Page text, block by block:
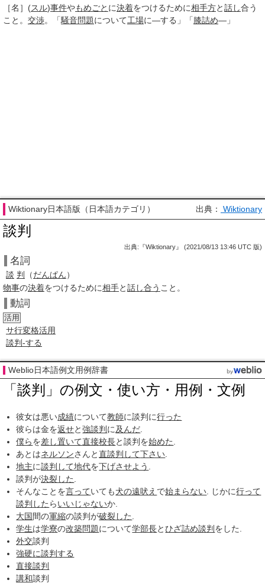
［名］ (スル)事件やもめごと に決着をつけるために相手方と話し合う
こと。 交渉。「騒音問題について工場に―する」「膝詰め―」
Wiktionary日本語版（日本語カテゴリ） 出典： Wiktionary
談判
出典:『Wiktionary』 (2021/08/13 13:46 UTC 版)
名詞
談 判 （だんぱん）
物事の決着をつけるために相手と話し合う こと。
動詞
活用
サ行変格活用
談判-する
Weblio日本語例文用例辞書
「談判」の例文・使い方・用例・文例
彼女は悪い成績について教師に談判に行った
彼らは金を返せと強談判 に及んだ
僕らを差し置いて直接校長と談判を始めた
あとはネルソンさんと直談判して下さい
地主に談判して地代を下げさせよう
談判が決裂した
そんなことを言っていても犬の遠吠え で始まらない . じかに行って
談判した らいいじゃないか.
大国 間の軍縮の談判が破裂した
学生は学寮の改築問題について学部長とひざ詰め談判 をした.
外交談判
強硬に談判する
直接談判
講和談判